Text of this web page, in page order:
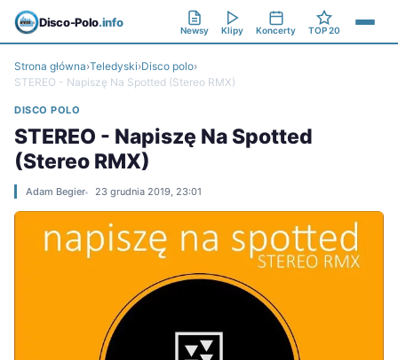
Disco-Polo.info
Newsy Klipy Koncerty TOP 20
Strona główna›Teledyski›Disco polo›
STEREO - Napiszę Na Spotted (Stereo RMX)
DISCO POLO
STEREO - Napiszę Na Spotted
(Stereo RMX)
Adam Begier 23 grudnia 2019, 23:01